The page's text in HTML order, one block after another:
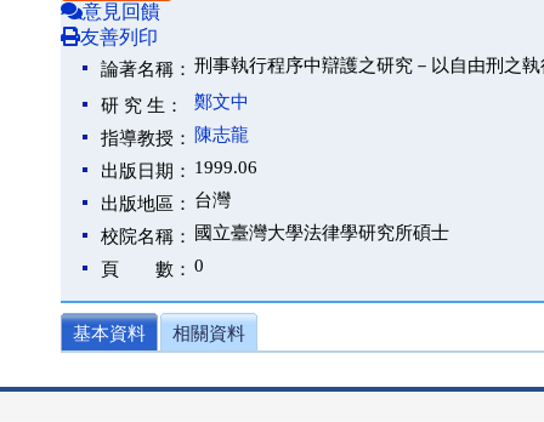
意見回饋
友善列印
論著名稱： 刑事執行程序中辯護之研究－以自由刑之
研 究 生：
鄭文中
指導教授：
陳志龍
出版日期： 1999.06
出版地區： 台灣
校院名稱：
國立臺灣大學法律學研究所碩士
頁 數： 0
基本資料 相關資料